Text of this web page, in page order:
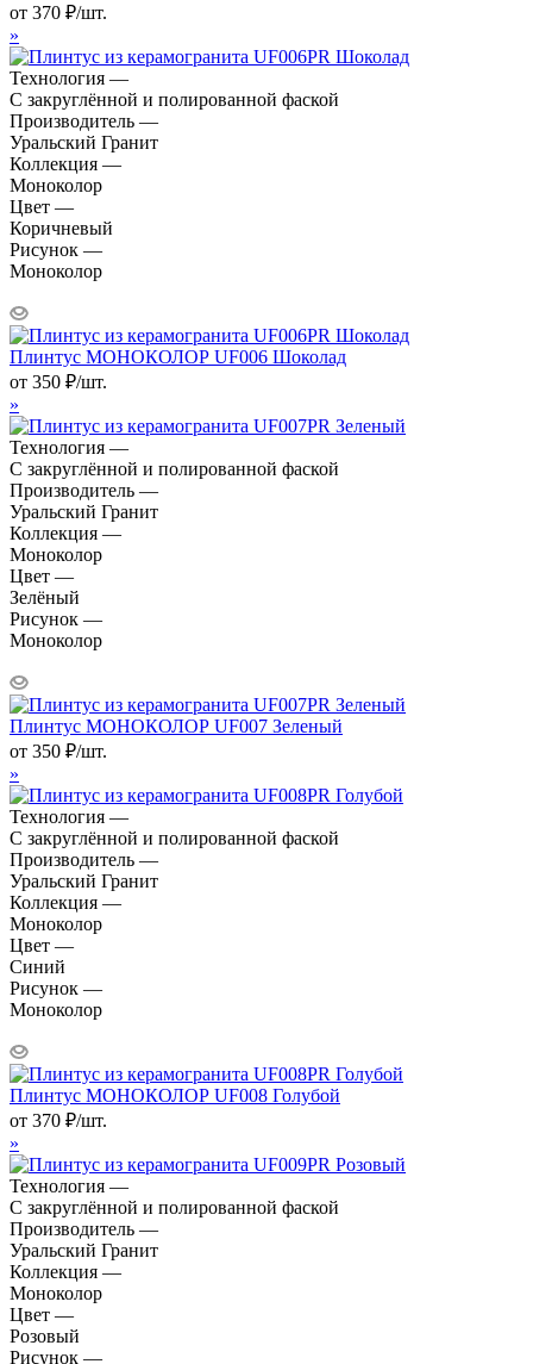
от 370 ₽/шт.
»
Технология —
С закруглённой и полированной фаской
Производитель —
Уральский Гранит
Коллекция —
Моноколор
Цвет —
Коричневый
Рисунок —
Моноколор
Плинтус МОНОКОЛОР UF006 Шоколад
от 350 ₽/шт.
»
Технология —
С закруглённой и полированной фаской
Производитель —
Уральский Гранит
Коллекция —
Моноколор
Цвет —
Зелёный
Рисунок —
Моноколор
Плинтус МОНОКОЛОР UF007 Зеленый
от 350 ₽/шт.
»
Технология —
С закруглённой и полированной фаской
Производитель —
Уральский Гранит
Коллекция —
Моноколор
Цвет —
Синий
Рисунок —
Моноколор
Плинтус МОНОКОЛОР UF008 Голубой
от 370 ₽/шт.
»
Технология —
С закруглённой и полированной фаской
Производитель —
Уральский Гранит
Коллекция —
Моноколор
Цвет —
Розовый
Рисунок —